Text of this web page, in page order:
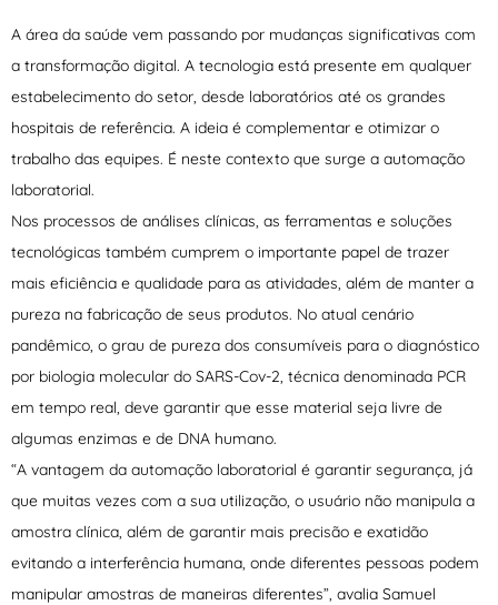
A área da saúde vem passando por mudanças significativas com
a transformação digital. A tecnologia está presente em qualquer
estabelecimento do setor, desde laboratórios até os grandes
hospitais de referência. A ideia é complementar e otimizar o
trabalho das equipes. É neste contexto que surge a automação
laboratorial.
Nos processos de análises clínicas, as ferramentas e soluções
tecnológicas também cumprem o importante papel de trazer
mais eficiência e qualidade para as atividades, além de manter a
pureza na fabricação de seus produtos. No atual cenário
pandêmico, o grau de pureza dos consumíveis para o diagnóstico
por biologia molecular do SARS-Cov-2, técnica denominada PCR
em tempo real, deve garantir que esse material seja livre de
algumas enzimas e de DNA humano.
“A vantagem da automação laboratorial é garantir segurança, já
que muitas vezes com a sua utilização, o usuário não manipula a
amostra clínica, além de garantir mais precisão e exatidão
evitando a interferência humana, onde diferentes pessoas podem
manipular amostras de maneiras diferentes”, avalia Samuel